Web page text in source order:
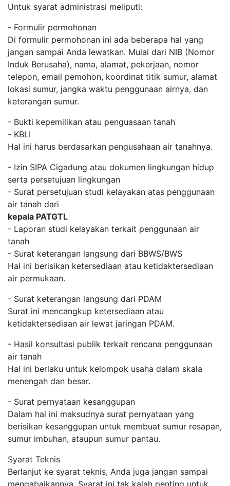
Untuk syarat administrasi meliputi:
- Formulir permohonan
Di formulir permohonan ini ada beberapa hal yang
jangan sampai Anda lewatkan. Mulai dari NIB (Nomor
Induk Berusaha), nama, alamat, pekerjaan, nomor
telepon, email pemohon, koordinat titik sumur, alamat
lokasi sumur, jangka waktu penggunaan airnya, dan
keterangan sumur.
- Bukti kepemilikan atau penguasaan tanah
- KBLI
Hal ini harus berdasarkan pengusahaan air tanahnya.
- Izin SIPA Cigadung atau dokumen lingkungan hidup
serta persetujuan lingkungan
- Surat persetujuan studi kelayakan atas penggunaan
air tanah dari
kepala PATGTL
- Laporan studi kelayakan terkait penggunaan air
tanah
- Surat keterangan langsung dari BBWS/BWS
Hal ini berisikan ketersediaan atau ketidaktersediaan
air permukaan.
- Surat keterangan langsung dari PDAM
Surat ini mencangkup ketersediaan atau
ketidaktersediaan air lewat jaringan PDAM.
- Hasil konsultasi publik terkait rencana penggunaan
air tanah
Hal ini berlaku untuk kelompok usaha dalam skala
menengah dan besar.
- Surat pernyataan kesanggupan
Dalam hal ini maksudnya surat pernyataan yang
berisikan kesanggupan untuk membuat sumur resapan,
sumur imbuhan, ataupun sumur pantau.
Syarat Teknis
Berlanjut ke syarat teknis, Anda juga jangan sampai
mengabaikannya. Syarat ini tak kalah penting untuk